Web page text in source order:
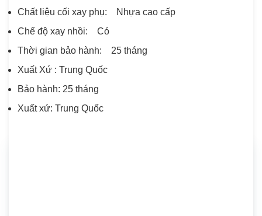
Chất liệu cối xay phụ: Nhựa cao cấp
Chế độ xay nhồi: Có
Thời gian bảo hành: 25 tháng
Xuất Xứ : Trung Quốc
Bảo hành: 25 tháng
Xuất xứ: Trung Quốc